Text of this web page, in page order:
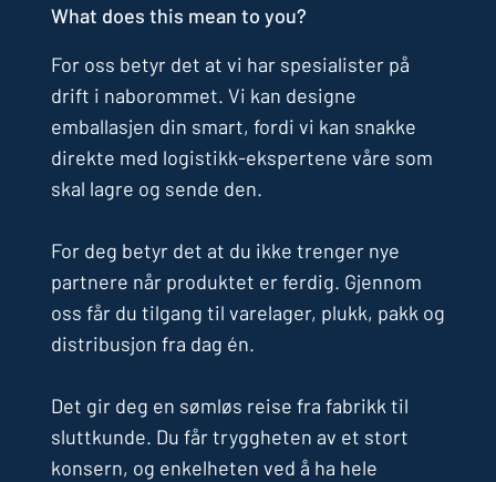
What does this mean to you?
For oss betyr det at vi har spesialister på
drift i naborommet. Vi kan designe
emballasjen din smart, fordi vi kan snakke
direkte med logistikk-ekspertene våre som
skal lagre og sende den.
For deg betyr det at du ikke trenger nye
partnere når produktet er ferdig. Gjennom
oss får du tilgang til varelager, plukk, pakk og
distribusjon fra dag én.
Det gir deg en sømløs reise fra fabrikk til
sluttkunde. Du får tryggheten av et stort
konsern, og enkelheten ved å ha hele